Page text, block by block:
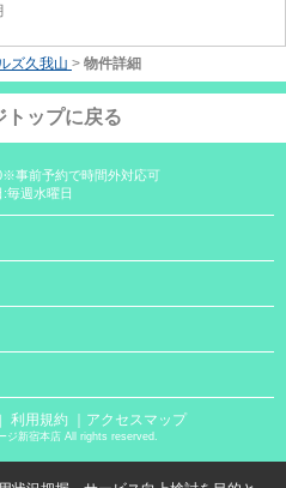
ズ久我山 > 物件詳細
トップに戻る
事前予約で時間外対応可
:毎週水曜日
｜ 利用規約 ｜アクセスマップ
ジ新宿本店 All rights reserved.